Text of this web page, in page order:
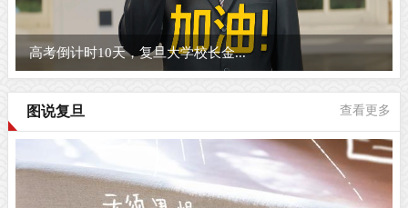
高考倒计时10天，复旦大学校长金...
图说复旦 查看更多